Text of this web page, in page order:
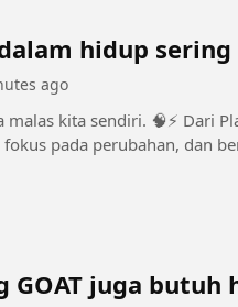
hidup
ago
Plato hingga Nietzsche, pesan mereka
pada perubahan, dan
GOAT juga butuh